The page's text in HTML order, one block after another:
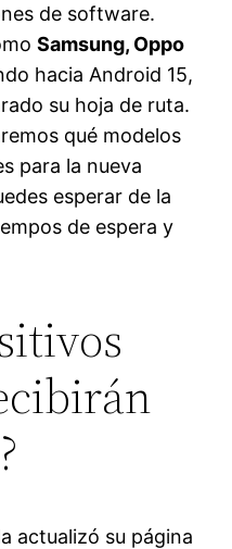
de software.
Samsung, Oppo
hacia Android 15,
su hoja de ruta.
qué modelos
para la nueva
esperar de la
de espera y
actualizó su página